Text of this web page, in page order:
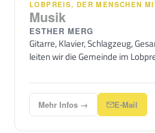
LOBPREIS, DER MENSCHEN
Musik
ESTHER MERG
Gitarre, Klavier, Schlagzeug,
leiten wir die Gemeinde im
Mehr Infos → E-Mail